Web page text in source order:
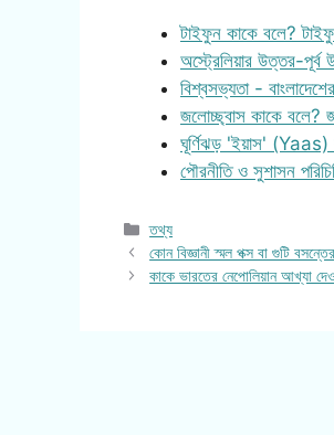
টাইফুন কাকে বলে?
অস্ট্রেলিয়ার উত্তর-পূর্ব
বিশ্বসভ্যতা -
জলোচ্ছ্বাস কাকে বলে?
ঘূর্ণিঝড় 'ইয়াস' (Yaas)
পৌরনীতি ও সুশাসন
Categories
তথ্য
কোন বিজ্ঞানী স্মল পক্স বা গুটি
কাকে ভারতের নেপোলিয়ান আখ্যা